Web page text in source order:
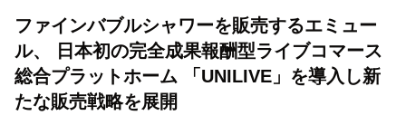
ファインバブルシャワーを販売するエミュー
ル、 日本初の完全成果報酬型ライブコマース
総合プラットホーム 「UNILIVE」を導入し新
たな販売戦略を展開